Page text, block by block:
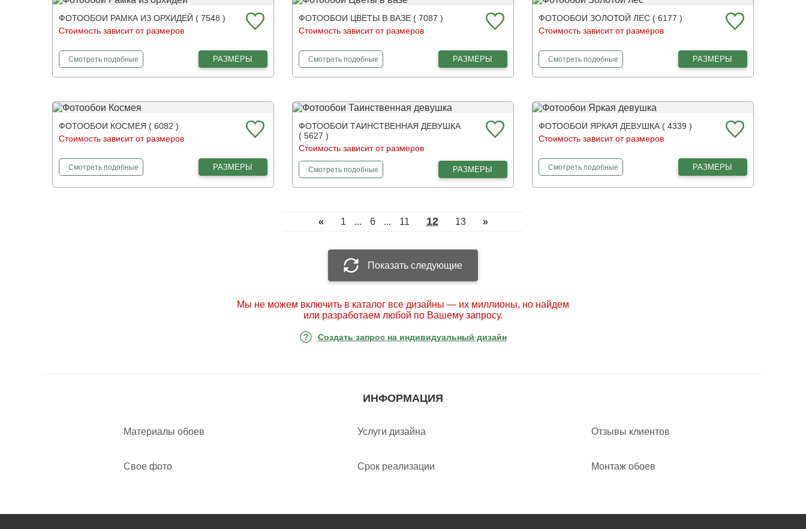
ФОТООБОИ РАМКА ИЗ ОРХИДЕЙ ( 7548 )
Стоимость зависит от размеров
Смотретьфотообои
подобные РАЗМЕРЫ
ФОТООБОИ ЦВЕТЫ В ВАЗЕ ( 7087 )
Стоимость зависит от размеров
Смотретьфотообои
подобныеЦветы в вазе РАЗМЕРЫ
ФОТООБОИ ЗОЛОТОЙ ЛЕС ( 6177 )
Стоимость зависит от размеров
Смотретьфотообои
подобныеЗолотой лес РАЗМЕРЫ
ФОТООБОИ КОСМЕЯ ( 6082 )
Стоимость зависит от размеров
Смотретьфотообои
подобные РАЗМЕРЫ
ФОТООБОИ ТАИНСТВЕННАЯ ДЕВУШКА
( 5627 )
Стоимость зависит от размеров
Смотретьфотообои
подобныеТаинственная девушкаРАЗМЕРЫ
ФОТООБОИ ЯРКАЯ ДЕВУШКА ( 4339 )
Стоимость зависит от размеров
Смотретьфотообои
подобныеЯркая девушка РАЗМЕРЫ
« 1 ... 6 ... 11 12 13 »
Показать следующие
Мы не можем включить в каталог все дизайны — их миллионы, но найдем
или разработаем любой по Вашему запросу.
Создать запрос на индивидуальный дизайн
ИНФОРМАЦИЯ
Материалы обоев Услуги дизайна Отзывы клиентов
Свое фото Срок реализации Монтаж обоев